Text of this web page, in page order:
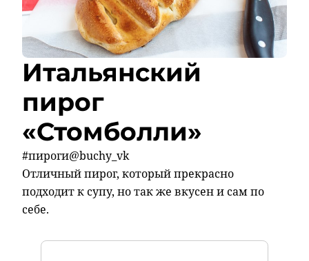
Итальянский
пирог
«Стомболли»
#пироги@buchy_vk
Отличный пирог, который прекрасно
подходит к супу, но так же вкусен и сам по
себе.